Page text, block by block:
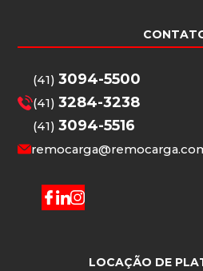
(41)3094-5500
(41)3284-3238
(41)3094-5516
LOCAÇÃO DE